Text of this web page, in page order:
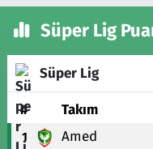
Süper Lig
Süper Lig
# Takım
1 Amed